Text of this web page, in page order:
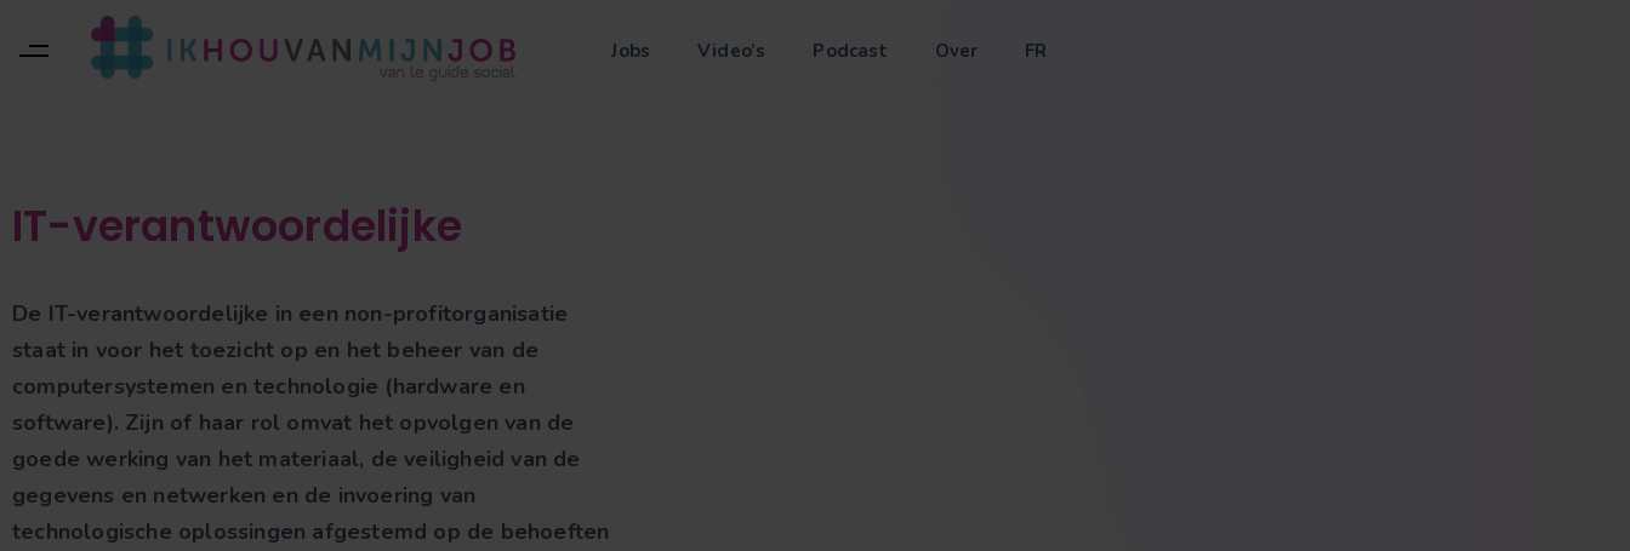
Jobs Video’s Podcast Over FR
IT-verantwoordelijke
De IT-verantwoordelijke in een non-profitorganisatie
staat in voor het toezicht op en het beheer van de
computersystemen en technologie (hardware en
software). Zijn of haar rol omvat het opvolgen van de
goede werking van het materiaal, de veiligheid van de
gegevens en netwerken en de invoering van
technologische oplossingen afgestemd op de behoeften